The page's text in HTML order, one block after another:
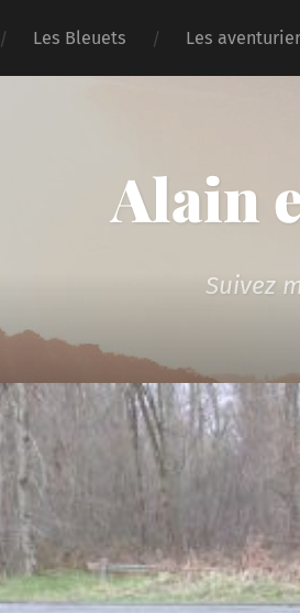
Les Bleuets Les
Alain
Suivez